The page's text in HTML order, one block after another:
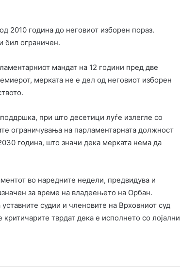
2010 година до неговиот изборен пораз.
бил ограничен.
мандат на 12 години пред две
мерката не е дел од неговиот изборен
при што десетици луѓе излегле со
ограничувања на парламентарната должност
година, што значи дека мерката нема да
во наредните недели, предвидува и
за време на владеењето на Орбан.
судии и членовите на Врховниот суд
тврдат дека е исполнето со лојални